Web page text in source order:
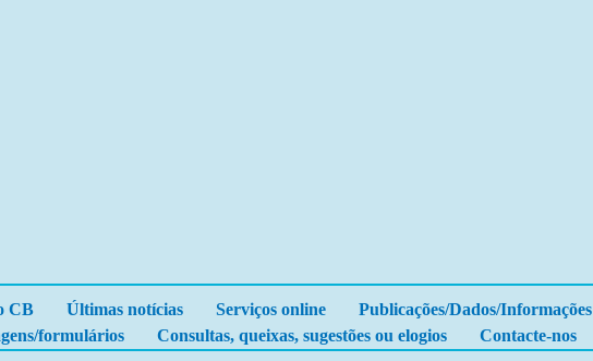
CB Últimas notícias Serviços online
Publicações/Dados/Informações
formulários
Consultas, queixas, sugestões ou elogios Contacte-nos